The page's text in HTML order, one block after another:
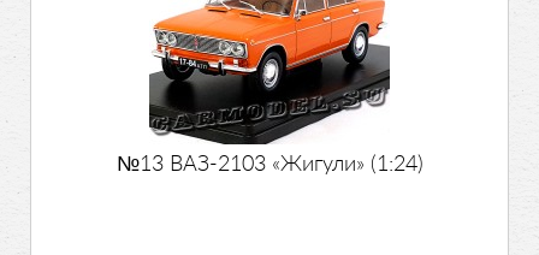
№13 ВАЗ-2103 «Жигули» (1:24)